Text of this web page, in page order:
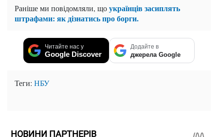
Раніше ми повідомляли, щоукраїнців засиплять
штрафами: як дізнатись про борги.
Читайте нас у
Google Discover
Додайте в
джерела Google
Теги: НБУ
НОВИНИ ПАРТНЕРІВ